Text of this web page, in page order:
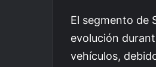
El segmento de
evolución
vehículos,